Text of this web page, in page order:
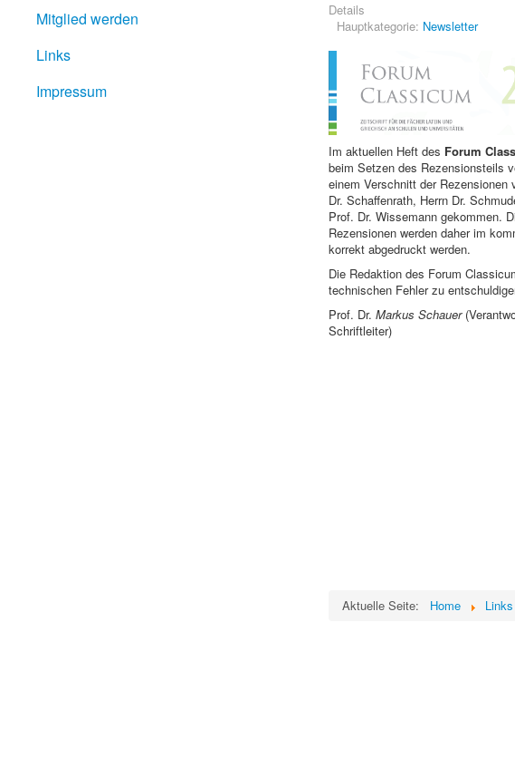
Mitglied werden
Links
Impressum
Details
Hauptkategorie: Newsletter
Im aktuellen Heft des Forum
beim Setzen des Rezensionsteils
einem Verschnitt der Rezensionen
Dr. Schaffenrath, Herrn Dr.
Prof. Dr. Wissemann gekommen.
Rezensionen werden daher im
korrekt abgedruckt werden.
Die Redaktion des Forum
technischen Fehler zu
Prof. Dr. Markus Schauer
Schriftleiter)
Aktuelle Seite: Home Links